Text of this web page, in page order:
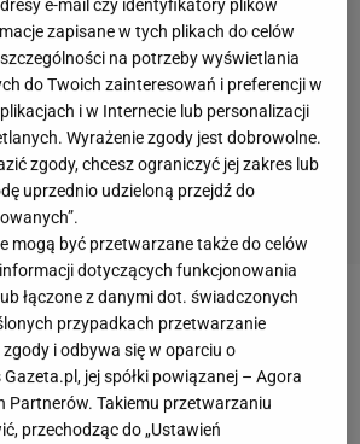
Romeopotwierdziła, żeRobert
bolidu Antonio Giovinazziego,
swoje doświadczenie i
przyczyniać się do rozwoju
e-mail czy identyfikatory plików
zapisane w tych plikach do celów
na potrzeby wyświetlania
do Twoich zainteresowań i preferencji w
i w Internecie lub personalizacji
Wyrażenie zgody jest dobrowolne.
zgody, chcesz ograniczyć jej zakres lub
uprzednio udzieloną przejdź do
mogą być przetwarzane także do celów
dotyczących funkcjonowania
łączone z danymi dot. świadczonych
przypadkach przetwarzanie
i odbywa się w oparciu o
jej spółki powiązanej – Agora
Partnerów. Takiemu przetwarzaniu
przechodząc do „Ustawień